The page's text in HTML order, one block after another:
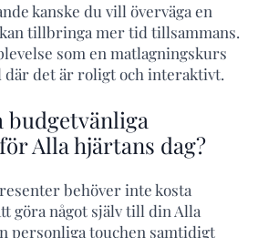
kanske du vill överväga en
tillbringa mer tid tillsammans.
som en matlagningskurs
där det är roligt och interaktivt.
budgetvänliga
Alla hjärtans dag?
behöver inte kosta
göra något själv till din Alla
personliga touchen samtidigt